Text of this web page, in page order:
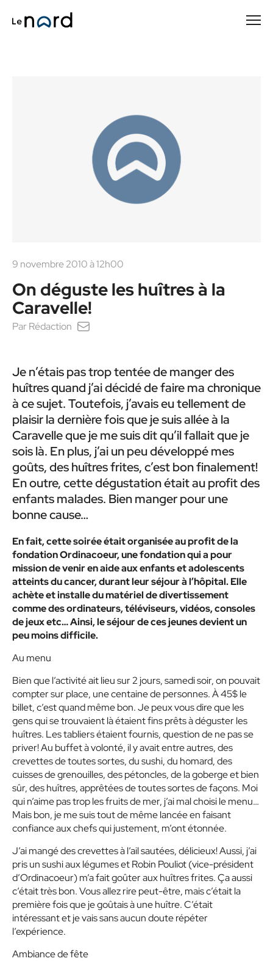
9 novembre 2010 à 12h00
On déguste les huîtres à la
Caravelle!
Par Rédaction
Je n’étais pas trop tentée de manger des
huîtres quand j’ai décidé de faire ma chronique
à ce sujet. Toutefois, j’avais eu tellement de
plaisir la dernière fois que je suis allée à la
Caravelle que je me suis dit qu’il fallait que je
sois là. En plus, j’ai un peu développé mes
goûts, des huîtres frites, c’est bon finalement!
En outre, cette dégustation était au profit des
enfants malades. Bien manger pour une
bonne cause…
En fait, cette soirée était organisée au profit de la
fondation Ordinacoeur, une fondation qui a pour
mission de venir en aide aux enfants et adolescents
atteints du cancer, durant leur séjour à l’hôpital. Elle
achète et installe du matériel de divertissement
comme des ordinateurs, téléviseurs, vidéos, consoles
de jeux etc… Ainsi, le séjour de ces jeunes devient un
peu moins difficile.
Au menu
Bien que l’activité ait lieu sur 2 jours, samedi soir, on pouvait
compter sur place, une centaine de personnes. À 45$ le
billet, c’est quand même bon. Je peux vous dire que les
gens qui se trouvaient là étaient fins prêts à déguster les
huîtres. Les tabliers étaient fournis, question de ne pas se
priver! Au buffet à volonté, il y avait entre autres, des
crevettes de toutes sortes, du sushi, du homard, des
cuisses de grenouilles, des pétoncles, de la goberge et bien
sûr, des huîtres, apprêtées de toutes sortes de façons. Moi
qui n’aime pas trop les fruits de mer, j’ai mal choisi le menu…
Mais bon, je me suis tout de même lancée en faisant
confiance aux chefs qui justement, m’ont étonnée.
J’ai mangé des crevettes à l’ail sautées, délicieux! Aussi, j’ai
pris un sushi aux légumes et Robin Pouliot (vice-président
d’Ordinacoeur) m’a fait goûter aux huîtres frites. Ça aussi
c’était très bon. Vous allez rire peut-être, mais c’était la
première fois que je goûtais à une huître. C’était
intéressant et je vais sans aucun doute répéter
l’expérience.
Ambiance de fête